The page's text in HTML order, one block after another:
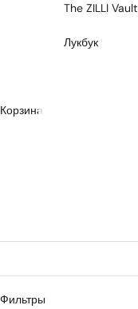
The ZILLI Vault
Лукбук
Корзина
Фильтры